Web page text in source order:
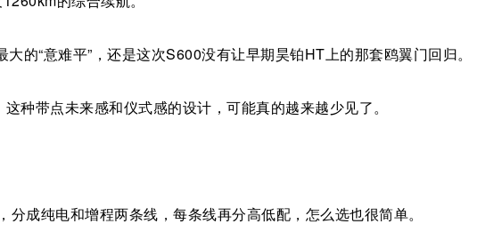
的“意难平”，还是这次S600没有让早期昊铂HT上的那套鸥翼门回归。
种带点未来感和仪式感的设计，可能真的越来越少见了。
成纯电和增程两条线，每条线再分高低配，怎么选也很简单。